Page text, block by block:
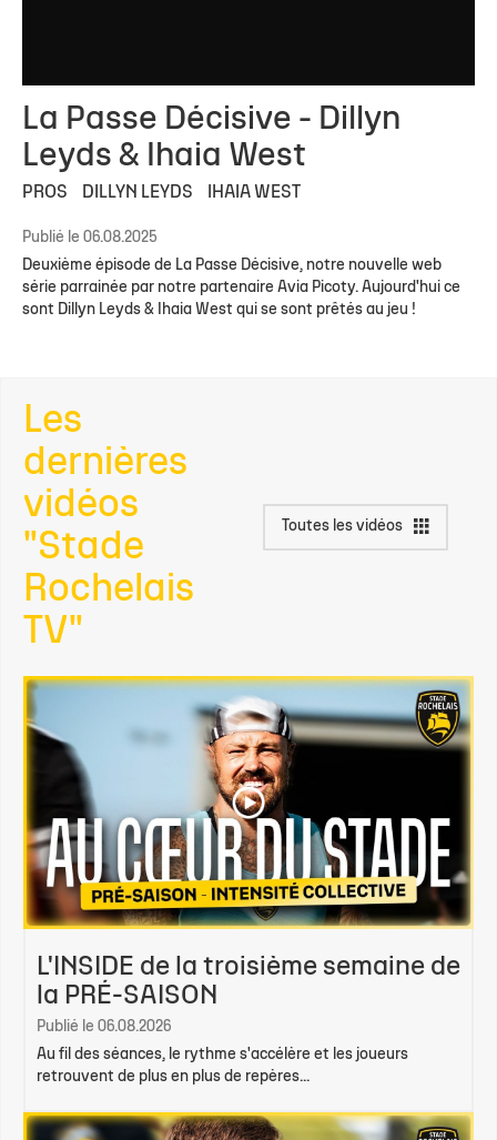
La Passe Décisive - Dillyn
Leyds & Ihaia West
PROS DILLYN LEYDS IHAIA WEST
Publié le 06.08.2025
Deuxième épisode de La Passe Décisive, notre nouvelle web
série parrainée par notre partenaire Avia Picoty. Aujourd'hui ce
sont Dillyn Leyds & Ihaia West qui se sont prêtés au jeu !
Les
dernières
vidéos
"Stade
Rochelais
TV"
Toutes les vidéos
L'INSIDE de la troisième semaine de
la PRÉ-SAISON
Publié le 06.08.2026
Au fil des séances, le rythme s'accélère et les joueurs
retrouvent de plus en plus de repères...